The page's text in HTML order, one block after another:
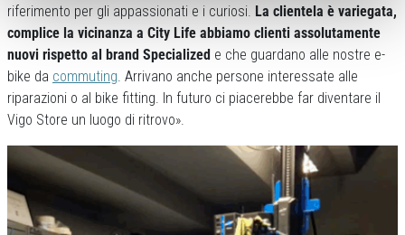
riferimento per gli appassionati e i curiosi. La clientela è variegata,
complice la vicinanza a City Life abbiamo clienti assolutamente
nuovi rispetto al brand Specialized e che guardano alle nostre e-
bike da commuting. Arrivano anche persone interessate alle
riparazioni o al bike fitting. In futuro ci piacerebbe far diventare il
Vigo Store un luogo di ritrovo».